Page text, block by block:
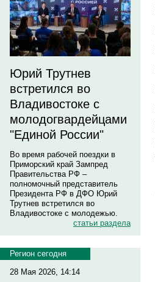
Юрий Трутнев
встретился во
Владивостоке с
молодогвардейцами
"Единой России"
Во время рабочей поездки в
Приморский край Зампред
Правительства РФ –
полномочный представитель
Президента РФ в ДФО Юрий
Трутнев встретился во
Владивостоке с молодежью.
статьи раздела
Регион сегодня
28 Мая 2026, 14:14